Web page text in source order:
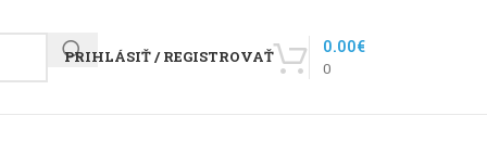
PRIHLÁSIŤ / REGISTROVAŤ
0
0.00€